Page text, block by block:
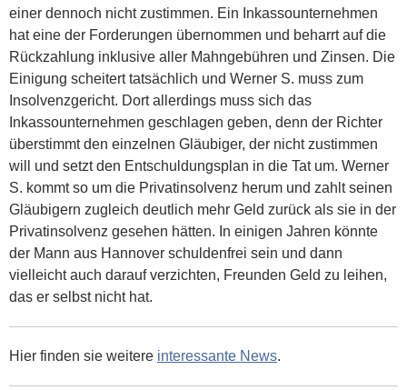
einer dennoch nicht zustimmen. Ein Inkassounternehmen
hat eine der Forderungen übernommen und beharrt auf die
Rückzahlung inklusive aller Mahngebühren und Zinsen. Die
Einigung scheitert tatsächlich und Werner S. muss zum
Insolvenzgericht. Dort allerdings muss sich das
Inkassounternehmen geschlagen geben, denn der Richter
überstimmt den einzelnen Gläubiger, der nicht zustimmen
will und setzt den Entschuldungsplan in die Tat um. Werner
S. kommt so um die Privatinsolvenz herum und zahlt seinen
Gläubigern zugleich deutlich mehr Geld zurück als sie in der
Privatinsolvenz gesehen hätten. In einigen Jahren könnte
der Mann aus Hannover schuldenfrei sein und dann
vielleicht auch darauf verzichten, Freunden Geld zu leihen,
das er selbst nicht hat.
Hier finden sie weitere interessante News.